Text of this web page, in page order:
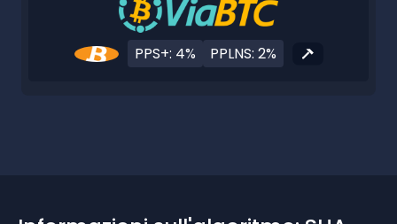
PPS+: 4% PPLNS: 2%